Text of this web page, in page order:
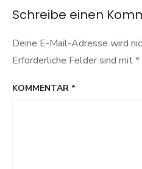
Schreibe einen
Deine E-Mail-Adresse wird
Erforderliche Felder sind mit*
KOMMENTAR *